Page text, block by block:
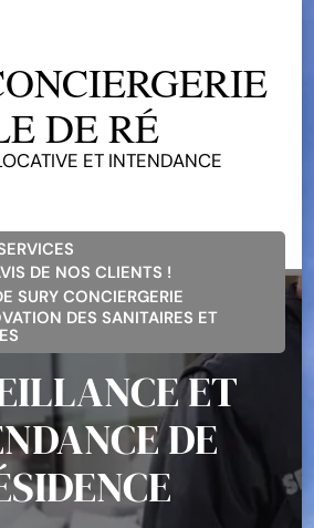
DE RÉ
ET INTENDANCE
DE NOS CLIENTS !
SURY CONCIERGERIE
DES SANITAIRES ET
ET
DE